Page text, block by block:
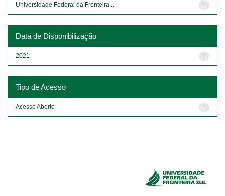
1
Universidade Federal da Fronteira...
Data de Disponibilização
1
2021
Tipo de Acesso
1
Acesso Aberto